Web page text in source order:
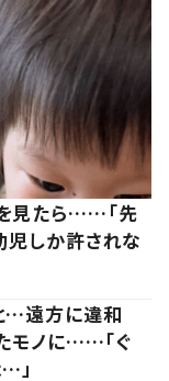
見たら……「先
児しか許されな
…遠方に違和
モノに……「ぐ
」